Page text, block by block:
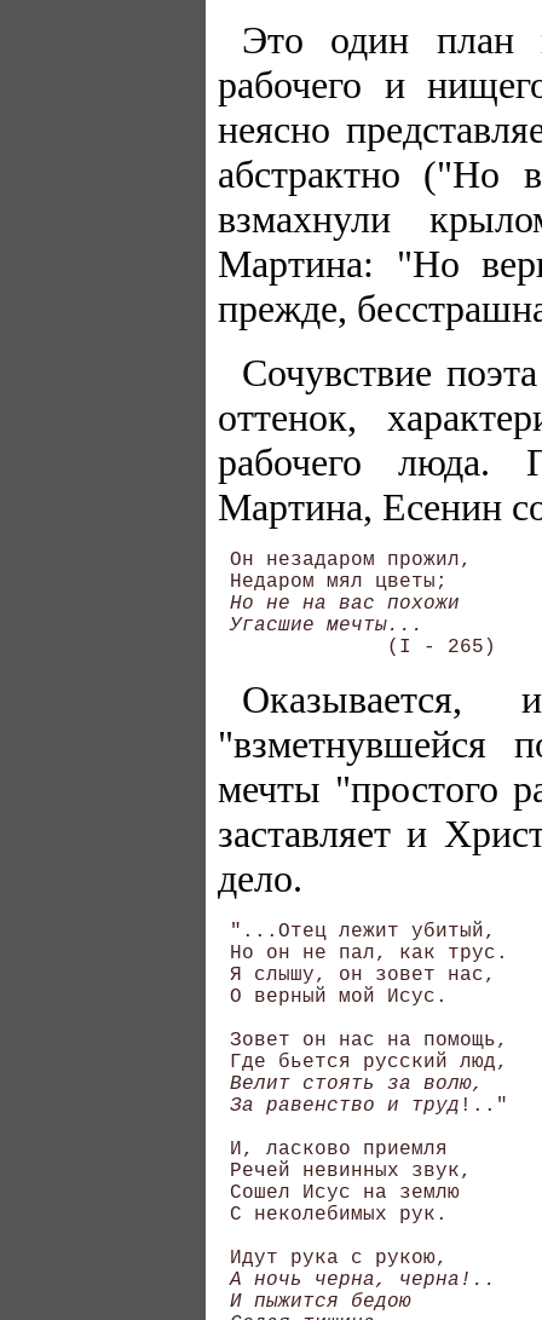
Это один план
рабочего и
неясно
абстрактно ("Но
взмахнули
Мартина: "Но
прежде,
Сочувствие
оттенок,
рабочего люда.
Мартина, Есенин
Он незадаром прожил,
Недаром мял цветы;
Но не на вас похожи
Угасшие мечты...
"взметнувшейся
мечты "простого
заставляет и
дело.
"...Отец лежит убитый,
Но он не пал, как трус.
Я слышу, он зовет нас,
О верный мой Исус.
Зовет он нас на помощь,
Где бьется русский люд,
Велит стоять за волю,
За равенство и труд !.."
И, ласково приемля
Речей невинных звук,
Сошел Исус на землю
С неколебимых рук.
Идут рука с рукою,
А ночь черна, черна!..
И пыжится бедою